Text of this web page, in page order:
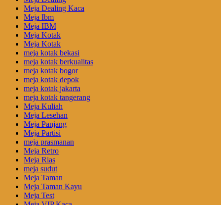
Meja Dealing Kaca
Meja Ibm
Meja IBM
Meja Kotak
Meja Kotak
meja kotak bekasi
meja kotak berkualitas
meja kotak bogor
meja kotak depok
meja kotak jakarta
meja kotak tangerang
Meja Kuliah
Meja Lesehan
Meja Panjang
Meja Partisi
meja prasmanan
Meja Retro
Meja Rias
meja sudut
Meja Taman
Meja Taman Kayu
Meja Test